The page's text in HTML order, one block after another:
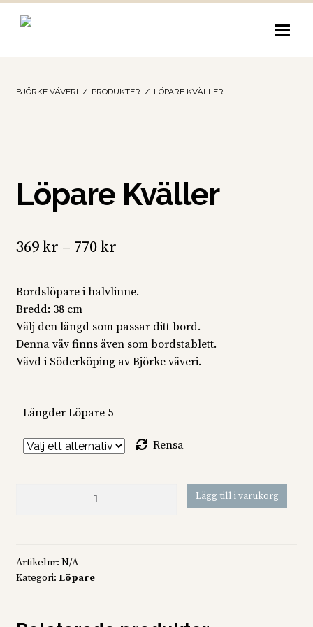
Hoppa
Hoppa
BJÖRKE VÄVERI / PRODUKTER / LÖPARE KVÄLLER
Löpare Kväller
369kr – 770krPrisintervall:
till
770 kr
Bordslöpare i halvlinne.
Bredd: 38 cm
Välj den längd som passar ditt bord.
Denna väv finns även som bordstablett.
Vävd i Söderköping av Björke väveri.
Längder Löpare 5
Rensa
Lägg till i varukorg
Artikelnr: N/A
Kategori: Löpare